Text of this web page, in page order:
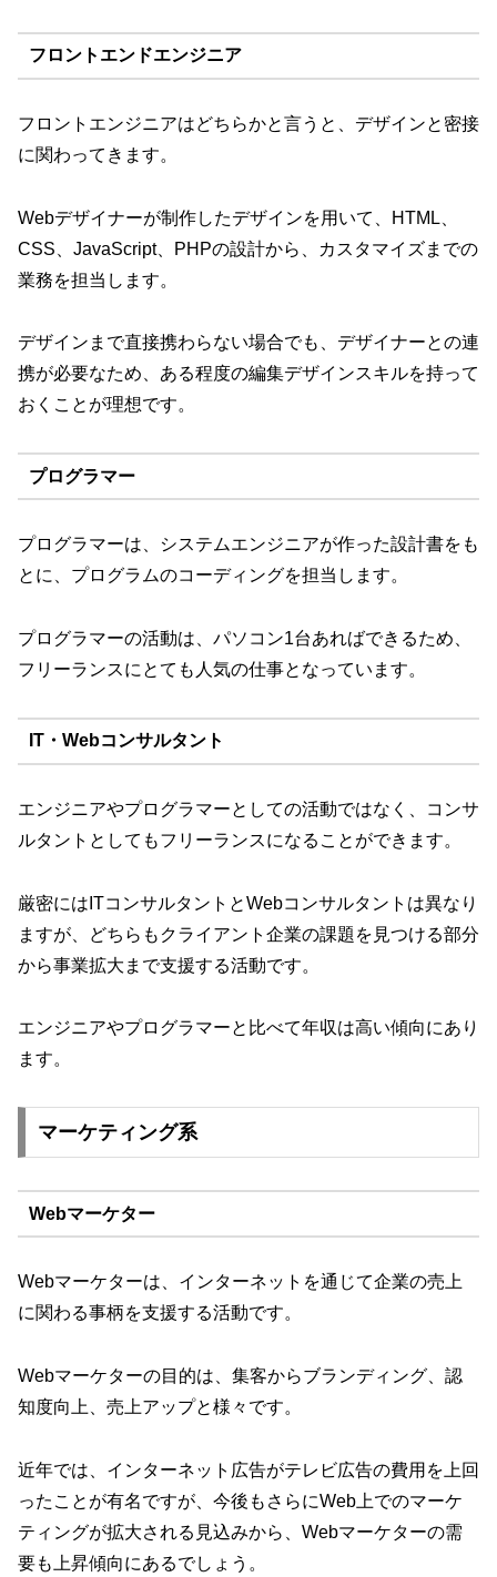
フロントエンドエンジニア
フロントエンジニアはどちらかと言うと、デザインと密接
に関わってきます。
Webデザイナーが制作したデザインを用いて、HTML、
CSS、JavaScript、PHPの設計から、カスタマイズまでの
業務を担当します。
デザインまで直接携わらない場合でも、デザイナーとの連
携が必要なため、ある程度の編集デザインスキルを持って
おくことが理想です。
プログラマー
プログラマーは、システムエンジニアが作った設計書をも
とに、プログラムのコーディングを担当します。
プログラマーの活動は、パソコン1台あればできるため、
フリーランスにとても人気の仕事となっています。
IT・Webコンサルタント
エンジニアやプログラマーとしての活動ではなく、コンサ
ルタントとしてもフリーランスになることができます。
厳密にはITコンサルタントとWebコンサルタントは異なり
ますが、どちらもクライアント企業の課題を見つける部分
から事業拡大まで支援する活動です。
エンジニアやプログラマーと比べて年収は高い傾向にあり
ます。
マーケティング系
Webマーケター
Webマーケターは、インターネットを通じて企業の売上
に関わる事柄を支援する活動です。
Webマーケターの目的は、集客からブランディング、認
知度向上、売上アップと様々です。
近年では、インターネット広告がテレビ広告の費用を上回
ったことが有名ですが、今後もさらにWeb上でのマーケ
ティングが拡大される見込みから、Webマーケターの需
要も上昇傾向にあるでしょう。